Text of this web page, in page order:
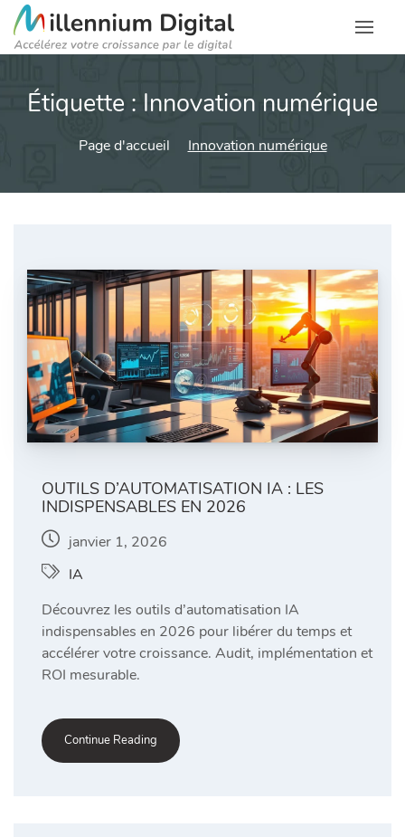
Étiquette : Innovation numérique
Page d'accueil Innovation numérique
OUTILS D’AUTOMATISATION IA : LES
INDISPENSABLES EN 2026
janvier 1, 2026
IA
Découvrez les outils d’automatisation IA
indispensables en 2026 pour libérer du temps et
accélérer votre croissance. Audit, implémentation et
ROI mesurable.
Continue Reading